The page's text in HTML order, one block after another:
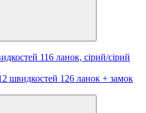
116 ланок, сірий/сірий